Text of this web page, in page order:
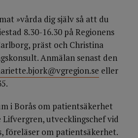
»vårda dig själv så att du
8.30-16.30 på Regionens
präst och Christina
Anmä­lan senast den
eller
i Borås om patientsäkerhet
Lifvergren, utvecklingschef vid
föreläser om patientsäkerhet.